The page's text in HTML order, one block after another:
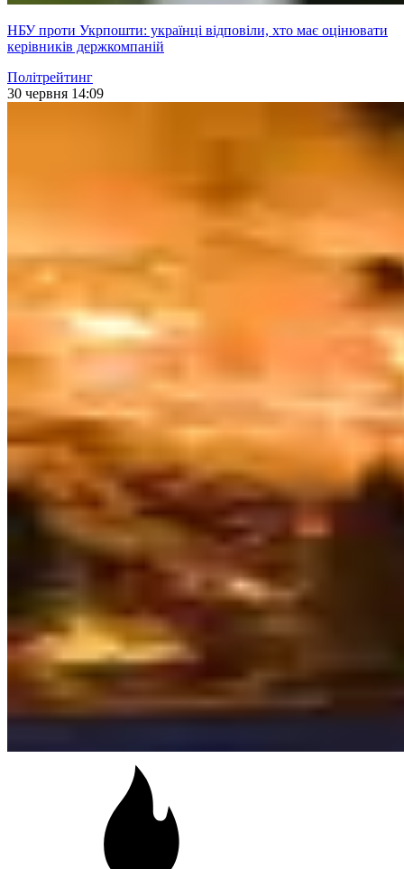
НБУ проти Укрпошти: українці відповіли, хто має оцінювати
керівників держкомпаній
Політрейтинг
30 червня 14:09